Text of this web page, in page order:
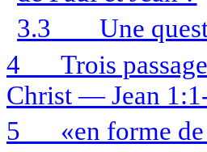
3.3
Une
4
Trois
Christ — Jean
5
«en forme